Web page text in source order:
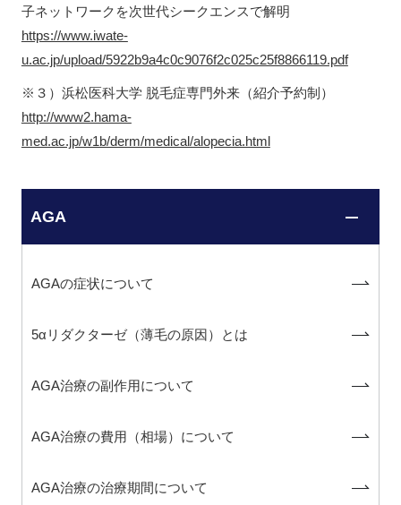
子ネットワークを次世代シークエンスで解明
https://www.iwate-
u.ac.jp/upload/5922b9a4c0c9076f2c025c25f8866119.pdf
※３）浜松医科大学 脱毛症専門外来（紹介予約制）
http://www2.hama-
med.ac.jp/w1b/derm/medical/alopecia.html
AGA
AGAの症状について
5αリダクターゼ（薄毛の原因）とは
AGA治療の副作用について
AGA治療の費用（相場）について
AGA治療の治療期間について